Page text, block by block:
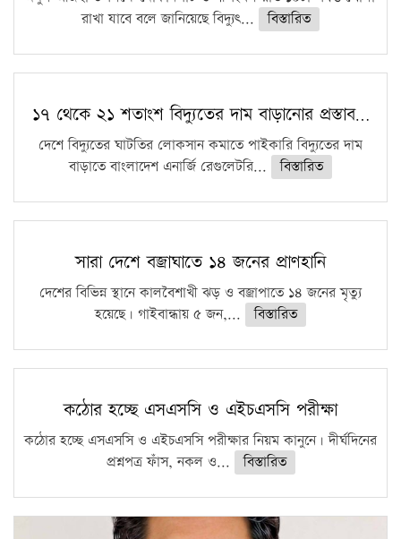
রাখা যাবে বলে জানিয়েছে বিদ্যুৎ...
বিস্তারিত
১৭ থেকে ২১ শতাংশ বিদ্যুতের দাম বাড়ানোর প্রস্তাব…
দেশে বিদ্যুতের ঘাটতির লোকসান কমাতে পাইকারি বিদ্যুতের দাম
বাড়াতে বাংলাদেশ এনার্জি রেগুলেটরি...
বিস্তারিত
সারা দেশে বজ্রাঘাতে ১৪ জনের প্রাণহানি
দেশের বিভিন্ন স্থানে কালবৈশাখী ঝড় ও বজ্রাপাতে ১৪ জনের মৃত্যু
হয়েছে। গাইবান্ধায় ৫ জন,...
বিস্তারিত
কঠোর হচ্ছে এসএসসি ও এইচএসসি পরীক্ষা
কঠোর হচ্ছে এসএসসি ও এইচএসসি পরীক্ষার নিয়ম কানুনে। দীর্ঘদিনের
প্রশ্নপত্র ফাঁস, নকল ও...
বিস্তারিত